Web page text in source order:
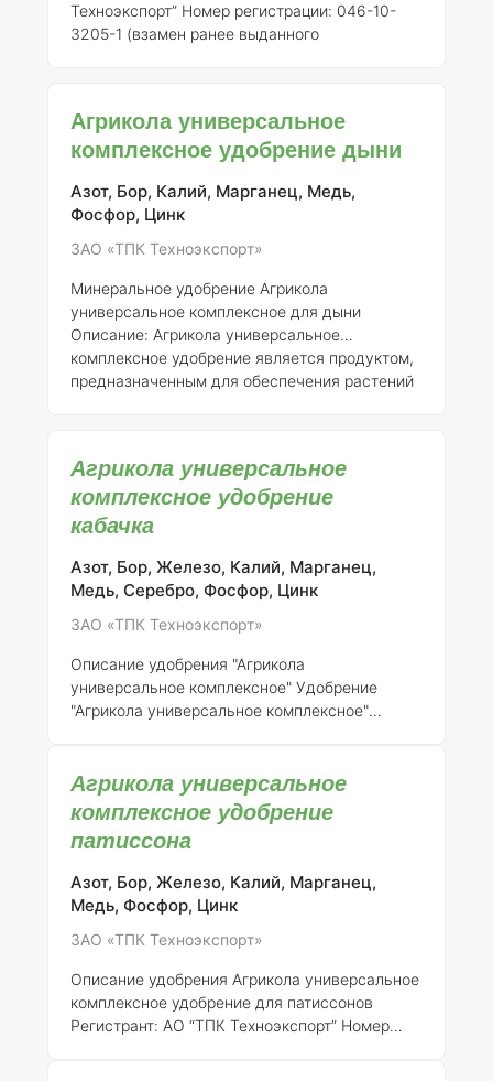
Техноэкспорт” Номер регистрации: 046-10-
3205-1 (взамен ранее выданного
комплексное удобрение для ягодных культур"
представляет собой высококачественное
оптимизации питания растений, особенно
ягодных культур. Оно обеспечивает
комплексный подход к удобрению, что
Агрикола универсальное
комплексное удобрение дыни
Азот, Бор, Калий, Марганец, Медь,
Фосфор, Цинк
ЗАО «ТПК Техноэкспорт»
Минеральное удобрение Агрикола
универсальное комплексное для дыни
Описание: Агрикола универсальное
комплексное удобрение является продуктом,
предназначенным для обеспечения растений
что является заменой ранее выданного
свидетельства о государственной
регистрации от 21.07.2015 № 718. Это
различных агрономических условиях, что
делает его универсальным решением для
Агрикола универсальное
комплексное удобрение
кабачка
Азот, Бор, Железо, Калий, Марганец,
Медь, Серебро, Фосфор, Цинк
ЗАО «ТПК Техноэкспорт»
Описание удобрения "Агрикола
универсальное комплексное"Удобрение
"Агрикола универсальное комплексное"
046-10-3205-1. Это удобрение предназначено
для обеспечения растений необходимыми
макро- и микроэлементами, что способствует
их полноценному развитию и повышению
урожайности.
Состав элементов:
универсальное комплексное" содержит
следующие элементы с указанной
концентрацией: - Азот (N) - 15% - Фосфор
(MgO) - 2% - Серебро (S) - 5
Агрикола универсальное
комплексное удобрение
патиссона
Азот, Бор, Железо, Калий, Марганец,
Медь, Фосфор, Цинк
ЗАО «ТПК Техноэкспорт»
Описание удобрения Агрикола универсальное
комплексное удобрение для патиссонов
Регистрант: АО “ТПК Техноэкспорт” Номер